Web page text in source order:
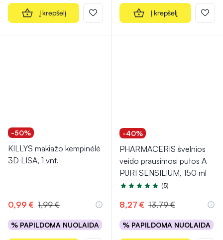
Į krepšelį Į krepšelį
-50%
KILLYS makiažo kempinėlė
3D LISA, 1 vnt.
0,99 € 1,99 €
% PAPILDOMA NUOLAIDA
-40%
PHARMACERIS švelnios
veido prausimosi putos A
PURI SENSILIUM, 150 ml
Įvertinimas 5.0 iš 5
(5)
8,27 € 13,79 €
% PAPILDOMA NUOLAIDA